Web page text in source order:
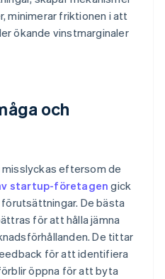
minimerar friktionen i att
ökande vinstmarginaler
och
eftersom de
startup-företagen gick
De bästa
för att hålla jämna
De tittar
för att identifiera
öppna för att byta